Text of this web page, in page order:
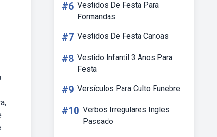
#6 Vestidos De Festa Para
Formandas
#7 Vestidos De Festa Canoas
#8 Vestido Infantil 3 Anos Para
Festa
#9 Versículos Para Culto Funebre
#10 Verbos Irregulares Ingles
Passado